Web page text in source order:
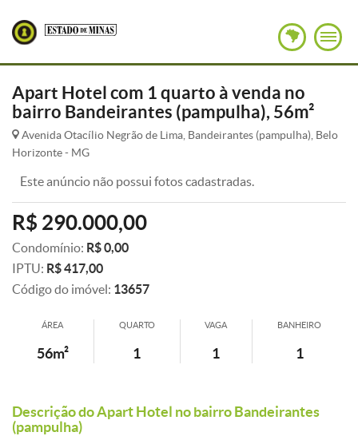
Apart Hotel com 1 quarto à venda no
bairro Bandeirantes (pampulha), 56m²
Avenida Otacílio Negrão de Lima, Bandeirantes (pampulha), Belo
Horizonte - MG
Este anúncio não possui fotos cadastradas.
R$ 290.000,00
Condomínio: R$ 0,00
IPTU: R$ 417,00
Código do imóvel: 13657
ÁREA
56m²
QUARTO
1
VAGA
1
BANHEIRO
1
Descrição do Apart Hotel no bairro Bandeirantes
(pampulha)